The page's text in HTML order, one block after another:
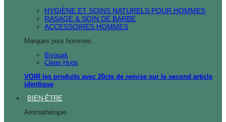
HYGIÈNE ET SOINS NATURELS POUR HOMMES
RASAGE & SOIN DE BARBE
ACCESSOIRES HOMMES
Marques pour hommes
Bivouak
Clean Hugs
VOIR les produits avec 20cts de remise sur le second article
identique
BIEN-ÊTRE
Aromathérapie